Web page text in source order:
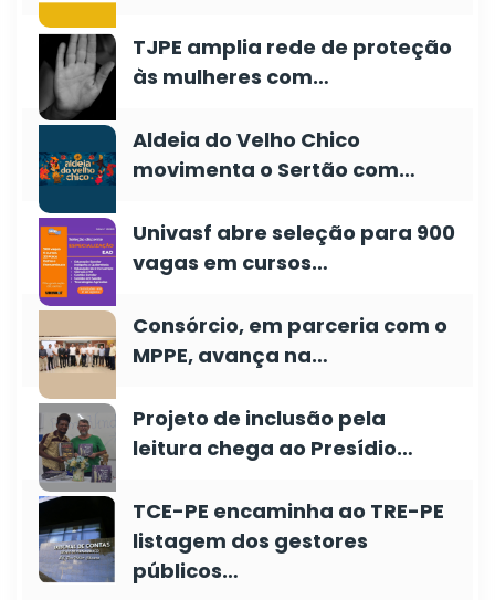
TJPE amplia rede de proteção
às mulheres com…
Aldeia do Velho Chico
movimenta o Sertão com…
Univasf abre seleção para 900
vagas em cursos…
Consórcio, em parceria com o
MPPE, avança na…
Projeto de inclusão pela
leitura chega ao Presídio…
TCE-PE encaminha ao TRE-PE
listagem dos gestores
públicos…